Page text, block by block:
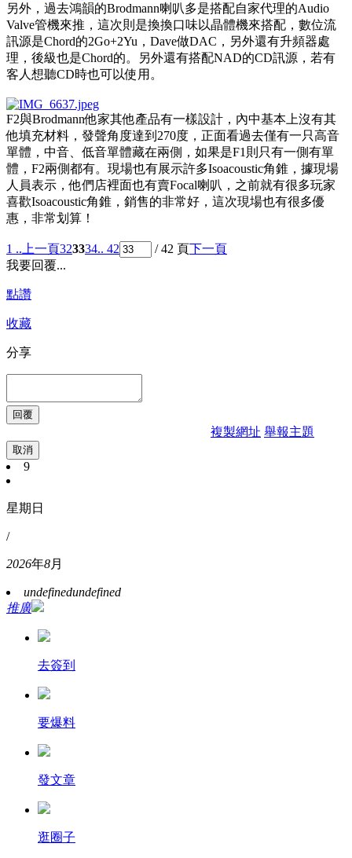
另外，過去鴻韻的Brodmann喇叭多是搭配自家代理的Audio
Valve管機來推，這次則是換換口味以晶體機來搭配，數位流
訊源是Chord的2Go+2Yu，Dave做DAC，另外還有升頻器處
理，後級也是Chord的。另外還有搭配NAD的CD訊源，若有
客人想聽CD時也可以使用。
F2與Brodmann他家其他產品有一樣設計，內中基本上沒有其
他填充材料，發聲角度達到270度，正面看過去僅有一只高音
單體，中音、低音單體藏在兩側，如果是F1則只有一側有單
體，F2兩側都有。現場也有展示許多Isoacoustic角錐，據現場
人員表示，他們店裡面也有賣Focal喇叭，之前就有很多玩家
喜歡Isoacoustic角錐，銷售的非常好，這次現場也有很多優
惠，非常划算！
1 ..上一頁323334.. 42 / 42 頁
下一頁
我要回覆...
點讚
收藏
分享
複製網址 舉報主題
取消
9
星期日
/
2026年8月
undefinedundefined
推廣
去簽到
要爆料
發文章
逛圈子